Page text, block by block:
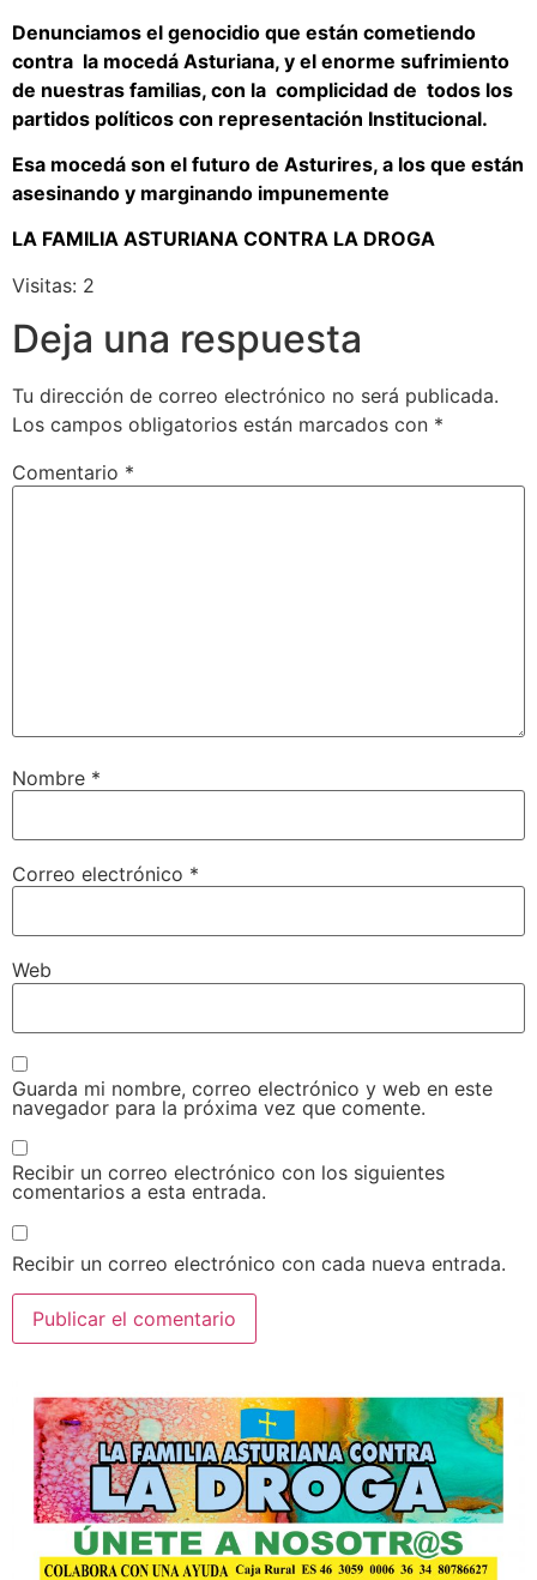
Denunciamos el genocidio que están cometiendo
contra la mocedá Asturiana, y el enorme sufrimiento
de nuestras familias, con la complicidad de todos los
partidos políticos con representación Institucional.
Esa mocedá son el futuro de Asturires, a los que están
asesinando y marginando impunemente
LA FAMILIA ASTURIANA CONTRA LA DROGA
Visitas: 2
Deja una respuesta
Tu dirección de correo electrónico no será publicada.
Los campos obligatorios están marcados con *
Comentario *
Nombre *
Correo electrónico *
Web
Guarda mi nombre, correo electrónico y web en este
navegador para la próxima vez que comente.
Recibir un correo electrónico con los siguientes
comentarios a esta entrada.
Recibir un correo electrónico con cada nueva entrada.